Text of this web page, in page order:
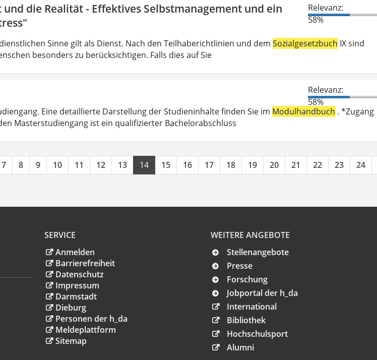
und die Realität - Effektives Selbstmanagement und ein
Relevanz:
58%
Sinne gilt als Dienst. Nach den Teilhaberichtlinien und dem Sozialgesetzbuch IX sind
besonders zu berücksichtigen. Falls dies auf Sie
Relevanz:
58%
Eine detaillierte Darstellung der Studieninhalte finden Sie im Modulhandbuch . *Zugang
Masterstudiengang ist ein qualifizierter Bachelorabschluss
7 8 9 10 11 12 13 14 15 16 17 18 19 20 21 22 23 24
SERVICE
Anmelden
Barrierefreiheit
Datenschutz
Impressum
Darmstadt
Dieburg
Personen der h_da
Meldeplattform
Sitemap
WEITERE ANGEBOTE
Stellenangebote
Presse
Forschung
Jobportal der h_da
International
Bibliothek
Hochschulsport
Alumni